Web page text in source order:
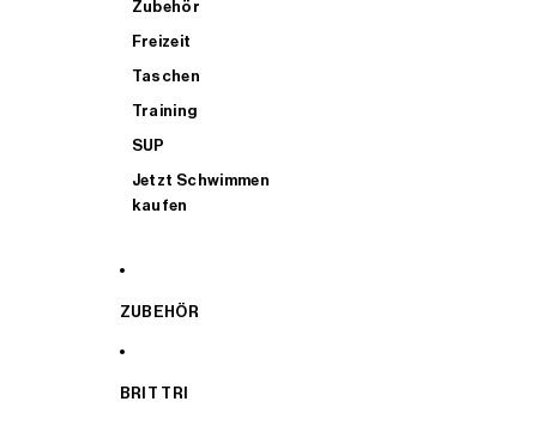
Zubehör
Freizeit
Taschen
Training
SUP
Jetzt Schwimmen
kaufen
ZUBEHÖR
BRIT TRI